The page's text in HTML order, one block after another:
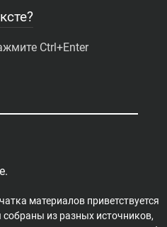
Ctrl+Enter
материалов приветствуется
из разных источников,